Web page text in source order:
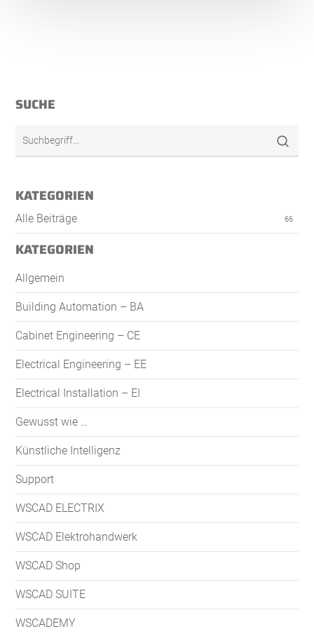
SUCHE
KATEGORIEN
Alle Beiträge 66
KATEGORIEN
Allgemein
Building Automation – BA
Cabinet Engineering – CE
Electrical Engineering – EE
Electrical Installation – EI
Gewusst wie …
Künstliche Intelligenz
Support
WSCAD ELECTRIX
WSCAD Elektrohandwerk
WSCAD Shop
WSCAD SUITE
WSCADEMY